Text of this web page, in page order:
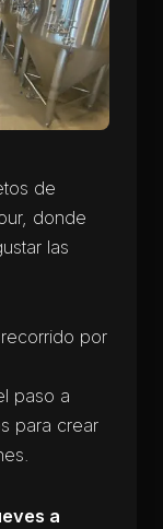
de
donde
las
por
paso a
para crear
a